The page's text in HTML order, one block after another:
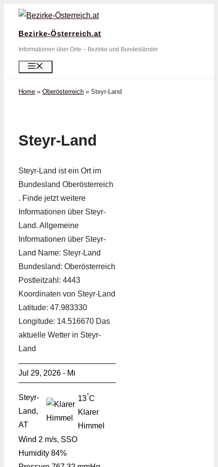
Zum
springen
Bezirke-Österreich.at
Informationen über Orte – Bezirke und Bundesländer
Home » Oberösterreich » Steyr-Land
Steyr-Land
Steyr-Land ist ein Ort im
Bundesland Oberösterreich
. Finde jetzt weitere
Informationen über Steyr-
Land. Allgemeine
Informationen über Steyr-
Land Name: Steyr-Land
Bundesland: Oberösterreich
Postleitzahl: 4443
Koordinaten von Steyr-Land
Latitude: 47.983330
Longitude: 14.516670 Das
aktuelle Wetter in Steyr-
Land
Jul 29, 2026 - Mi
Steyr-
Land,
AT
13°C
Klarer
Himmel
Wind 2 m/s, SSO
Humidity 84%